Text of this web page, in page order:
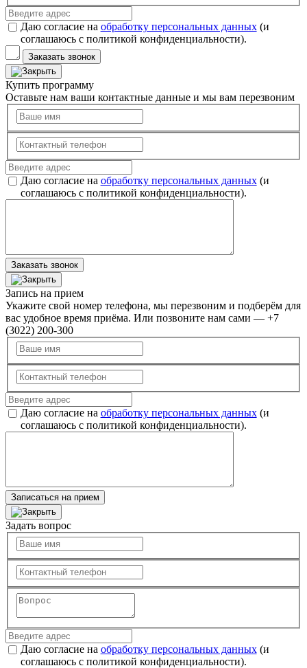
Даю согласие на обработку персональных данных(и
соглашаюсь с политикой конфиденциальности).
Заказать звонок
Купить программу
Оставьте нам ваши контактные данные и мы вам перезвоним
Даю согласие на обработку персональных данных(и
соглашаюсь с политикой конфиденциальности).
Заказать звонок
Запись на прием
Укажите свой номер телефона, мы перезвоним и подберём для
вас удобное время приёма. Или позвоните нам сами — +7
(3022) 200-300
Даю согласие на обработку персональных данных(и
соглашаюсь с политикой конфиденциальности).
Записаться на прием
Задать вопрос
Даю согласие на обработку персональных данных(и
соглашаюсь с политикой конфиденциальности).